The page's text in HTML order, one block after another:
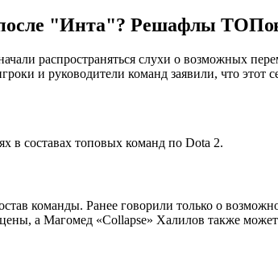
"Инта"? Решафлы
распространяться слухи о возможных
и руководители команд заявили, что
в составах топовых команд по Dota 2.
команды. Ранее говорили только о
а Магомед «Collapse» Халилов также